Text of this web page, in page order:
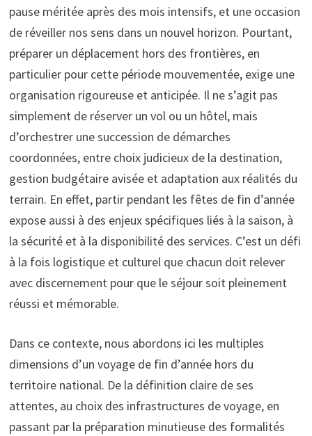
pause méritée après des mois intensifs, et une occasion
de réveiller nos sens dans un nouvel horizon. Pourtant,
préparer un déplacement hors des frontières, en
particulier pour cette période mouvementée, exige une
organisation rigoureuse et anticipée. Il ne s’agit pas
simplement de réserver un vol ou un hôtel, mais
d’orchestrer une succession de démarches
coordonnées, entre choix judicieux de la destination,
gestion budgétaire avisée et adaptation aux réalités du
terrain. En effet, partir pendant les fêtes de fin d’année
expose aussi à des enjeux spécifiques liés à la saison, à
la sécurité et à la disponibilité des services. C’est un défi
à la fois logistique et culturel que chacun doit relever
avec discernement pour que le séjour soit pleinement
réussi et mémorable.
Dans ce contexte, nous abordons ici les multiples
dimensions d’un voyage de fin d’année hors du
territoire national. De la définition claire de ses
attentes, au choix des infrastructures de voyage, en
passant par la préparation minutieuse des formalités